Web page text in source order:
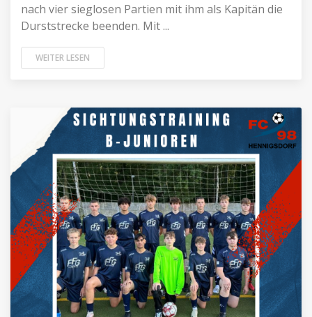
nach vier sieglosen Partien mit ihm als Kapitän die
Durststrecke beenden. Mit ...
WEITER LESEN